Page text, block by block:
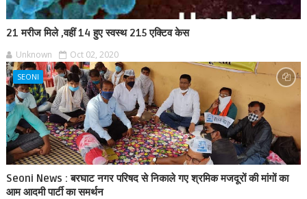
21 मरीज मिले ,वहीं 14 हुए स्वस्थ 215 एक्टिव केस
Unknown Oct 02, 2020
SEONI
Seoni News : बरघाट नगर परिषद से निकाले गए श्रमिक मजदूरों की मांगों का
आम आदमी पार्टी का समर्थन